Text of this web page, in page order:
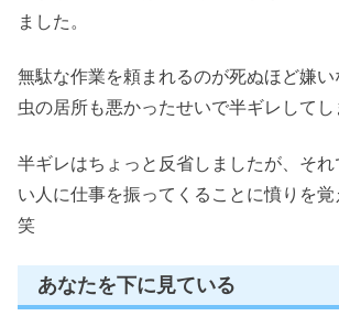
ました。
無駄な作業を頼まれるのが死ぬほど嫌
虫の居所も悪かったせいで半ギレして
半ギレはちょっと反省しましたが、そ
い人に仕事を振ってくることに憤りを
笑
あなたを下に見ている